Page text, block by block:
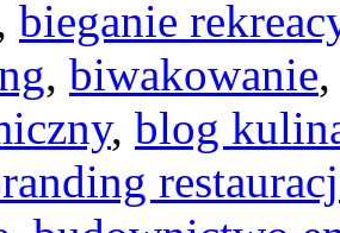
bieganie
, biwakowanie
, blog